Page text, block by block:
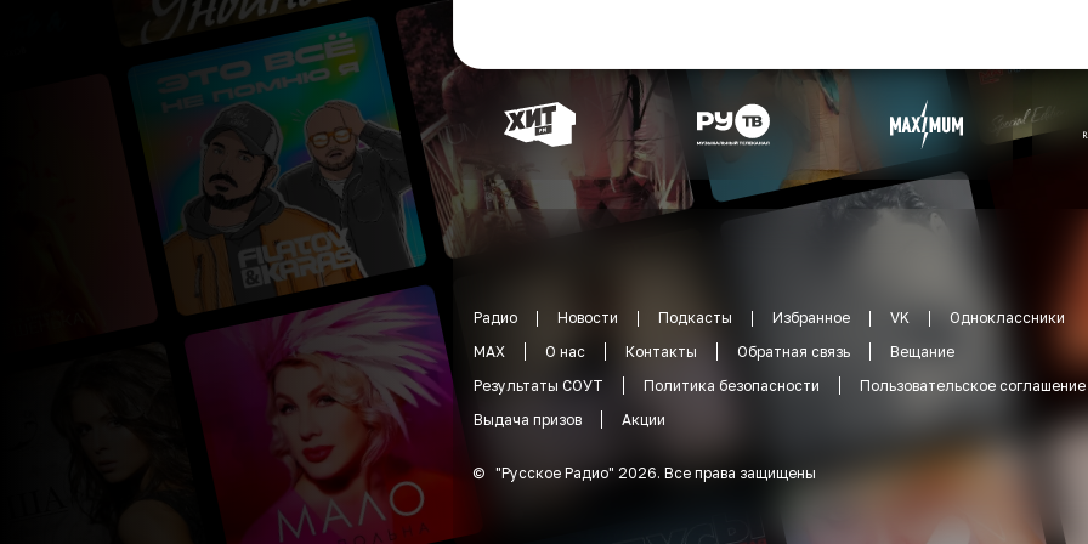
Радио Новости Подкасты Избранное VK
Одноклассники
MAX
О нас Контакты Обратная связь
Вещание
Результаты СОУТ
Политика безопасности
Пользовательское соглашение
Выдача призов
Акции
© "Русское Радио" 2026. Все права защищены